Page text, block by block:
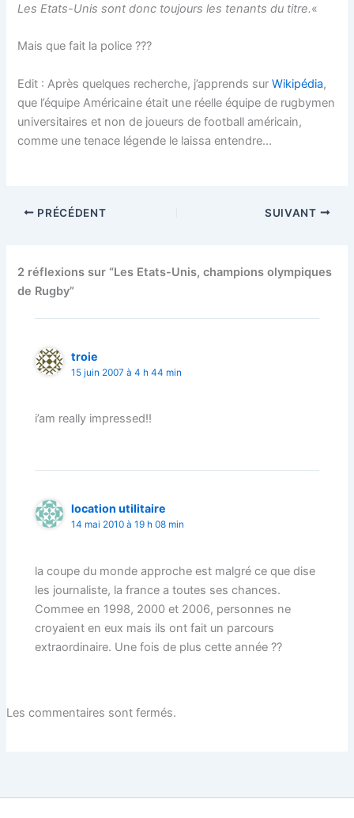
Les Etats-Unis sont donc toujours les tenants du titre.«
Mais que fait la police ???
Edit : Après quelques recherche, j’apprends surWikipédia,
que l’équipe Américaine était une réelle équipe de rugbymen
universitaires et non de joueurs de football américain,
comme une tenace légende le laissa entendre…
PRÉCÉDENT SUIVANT
2 réflexions sur “Les Etats-Unis, champions olympiques
de Rugby”
troie
15 juin 2007 à 4 h 44 min
i’am really impressed!!
location utilitaire
14 mai 2010 à 19 h 08 min
la coupe du monde approche est malgré ce que dise
les journaliste, la france a toutes ses chances.
Commee en 1998, 2000 et 2006, personnes ne
croyaient en eux mais ils ont fait un parcours
extraordinaire. Une fois de plus cette année ??
Les commentaires sont fermés.